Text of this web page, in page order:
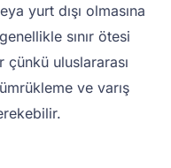
yurt dışı olmasına
sınır ötesi
çünkü uluslararası
ve varış